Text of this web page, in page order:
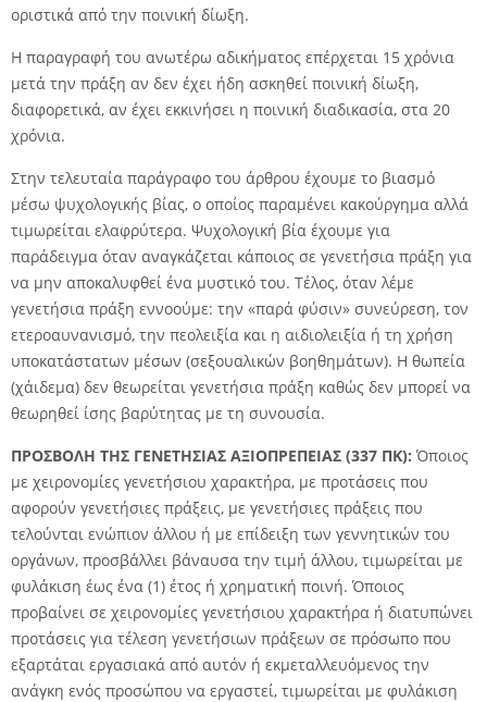
οριστικά από την ποινική δίωξη.
Η παραγραφή του ανωτέρω αδικήματος επέρχεται 15 χρόνια
μετά την πράξη αν δεν έχει ήδη ασκηθεί ποινική δίωξη,
διαφορετικά, αν έχει εκκινήσει η ποινική διαδικασία, στα 20
χρόνια.
Στην τελευταία παράγραφο του άρθρου έχουμε το βιασμό
μέσω ψυχολογικής βίας, ο οποίος παραμένει κακούργημα αλλά
τιμωρείται ελαφρύτερα. Ψυχολογική βία έχουμε για
παράδειγμα όταν αναγκάζεται κάποιος σε γενετήσια πράξη για
να μην αποκαλυφθεί ένα μυστικό του. Τέλος, όταν λέμε
γενετήσια πράξη εννοούμε: την «παρά φύσιν» συνεύρεση, τον
ετεροαυνανισµό, την πεολειξία και η αιδιολειξία ή τη χρήση
υποκατάστατων µέσων (σεξουαλικών βοηθημάτων). Η θωπεία
(χάιδεμα) δεν θεωρείται γενετήσια πράξη καθώς δεν μπορεί να
θεωρηθεί ίσης βαρύτητας με τη συνουσία.
ΠΡΟΣΒΟΛΗ ΤΗΣ ΓΕΝΕΤΗΣΙΑΣ ΑΞΙΟΠΡΕΠΕΙΑΣ (337 ΠΚ): Όποιος
με χειρονομίες γενετήσιου χαρακτήρα, με προτάσεις που
αφορούν γενετήσιες πράξεις, με γενετήσιες πράξεις που
τελούνται ενώπιον άλλου ή με επίδειξη των γεννητικών του
οργάνων, προσβάλλει βάναυσα την τιμή άλλου, τιμωρείται με
φυλάκιση έως ένα (1) έτος ή χρηματική ποινή. Όποιος
προβαίνει σε χειρονομίες γενετήσιου χαρακτήρα ή διατυπώνει
προτάσεις για τέλεση γενετήσιων πράξεων σε πρόσωπο που
εξαρτάται εργασιακά από αυτόν ή εκμεταλλευόμενος την
ανάγκη ενός προσώπου να εργαστεί, τιμωρείται με φυλάκιση